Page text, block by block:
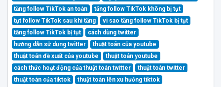
tăng follow TikTok an toàn
tăng follow TikTok không bị tụt
tụt follow TikTok sau khi tăng
vì sao tăng follow TikTok bị tụt
tăng follow TikTok bị tụt
cách dùng twitter
hướng dẫn sử dụng twitter
thuật toán của youtube
thuật toán đề xuất của youtube
thuật toán youtube
cách thức hoạt động của thuật toán twitter
thuật toán twitter
thuật toán của tiktok
thuật toán lên xu hướng tiktok